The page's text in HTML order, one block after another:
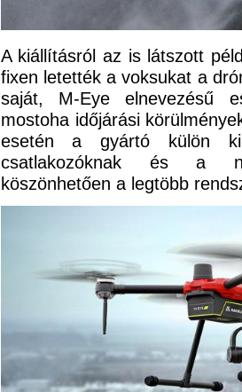
A kiállításról az is látszott
fixen letették a voksukat a
saját, M-Eye elnevezésű
mostoha időjárási
esetén a gyártó külön
csatlakozóknak és a
köszönhetően a legtöbb